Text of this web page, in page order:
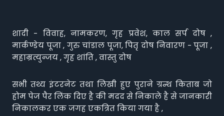
शादी - विवाह, नामकरण, गृह प्रवेश, काल सर्प दोष ,
मार्कण्डेय पूजा , गुरु चांडाल पूजा, पितृ दोष निवारण - पूजा ,
महाम्रत्युन्जय , गृह शांति , वास्तु दोष
सभी तथ्य इंटरनेट तथा लिखी हुए पुराने ग्रन्थ किताब जो
होम पेज पैर लिंक दिए है की मदद से निकाले है से जानकारी
निकालकर एक जगह एकत्रित किया गया है ,